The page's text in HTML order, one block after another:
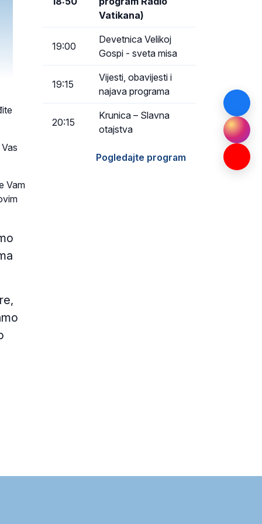
Vam
Vatikana)
19:00
Devetnica Velikoj
Gospi - sveta misa
19:15
Vijesti, obavijesti i
najava programa
20:15
Krunica – Slavna
otajstva
Pogledajte program